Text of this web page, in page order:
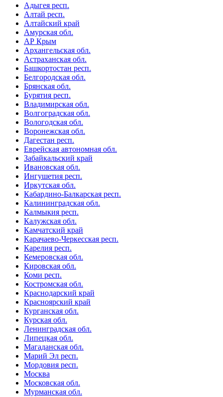
Адыгея респ.
Алтай респ.
Алтайский край
Амурская обл.
АР Крым
Архангельская обл.
Астраханская обл.
Башкортостан респ.
Белгородская обл.
Брянская обл.
Бурятия респ.
Владимирская обл.
Волгоградская обл.
Вологодская обл.
Воронежская обл.
Дагестан респ.
Еврейская автономная обл.
Забайкальский край
Ивановская обл.
Ингушетия респ.
Иркутская обл.
Кабардино-Балкарская респ.
Калининградская обл.
Калмыкия респ.
Калужская обл.
Камчатский край
Карачаево-Черкесская респ.
Карелия респ.
Кемеровская обл.
Кировская обл.
Коми респ.
Костромская обл.
Краснодарский край
Красноярский край
Курганская обл.
Курская обл.
Ленинградская обл.
Липецкая обл.
Магаданская обл.
Марий Эл респ.
Мордовия респ.
Москва
Московская обл.
Мурманская обл.